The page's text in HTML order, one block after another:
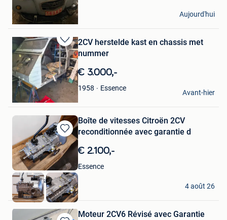
tom
Leopoldsburg
Aujourd'hui
Sauvegarder
dans
Mes
Favoris
2CV herstelde kast en chassis met
nummer
€ 3.000,-
1958 Essence
Philippe Annys
Halle
Avant-hier
Sauvegarder
dans
Mes
Favoris
Boîte de vitesses Citroën 2CV
reconditionnée avec garantie d
€ 2.100,-
Essence
CQS Classics
Tienen
4 août 26
Moteur 2CV6 Révisé avec Garantie